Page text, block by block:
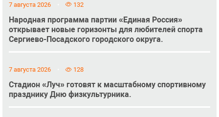
7 августа 2026 132
Народная программа партии «Единая Россия»
открывает новые горизонты для любителей спорта
Сергиево-Посадского городского округа.
7 августа 2026 128
Стадион «Луч» готовят к масштабному спортивному
празднику Дню физкультурника.